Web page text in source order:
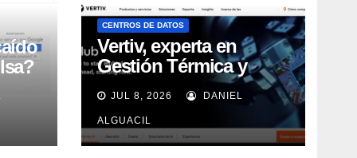
CENTROS DE DATOS
Vertiv, experta en
Gestión Térmica y
energía de Centros de
Datos, sigue su
crecimiento imparable
JUL 8, 2026 DANIEL
ALGUACIL